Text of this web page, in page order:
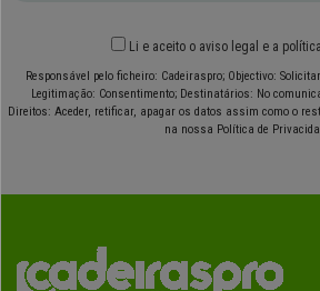
Li e aceito o aviso legal e a
Responsável pelo ficheiro: Cadeiraspro; Objectivo:
Legitimação: Consentimento; Destinatários: No
Direitos: Aceder, retificar, apagar os datos assim como o
na nossa Política de